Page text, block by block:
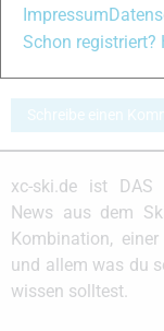
Klaebo beim
Lofoten Skyrace
Schreibe einen
xc-ski.de ist DAS
News aus dem
Kombination,
und allem was du
wissen solltest.
Impressum
Schon registriert?